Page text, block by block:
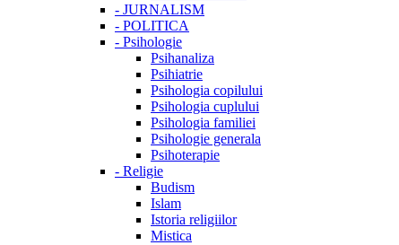
- JURNALISM
- POLITICA
- Psihologie
Psihanaliza
Psihiatrie
Psihologia copilului
Psihologia cuplului
Psihologia familiei
Psihologie generala
Psihoterapie
- Religie
Budism
Islam
Istoria religiilor
Mistica